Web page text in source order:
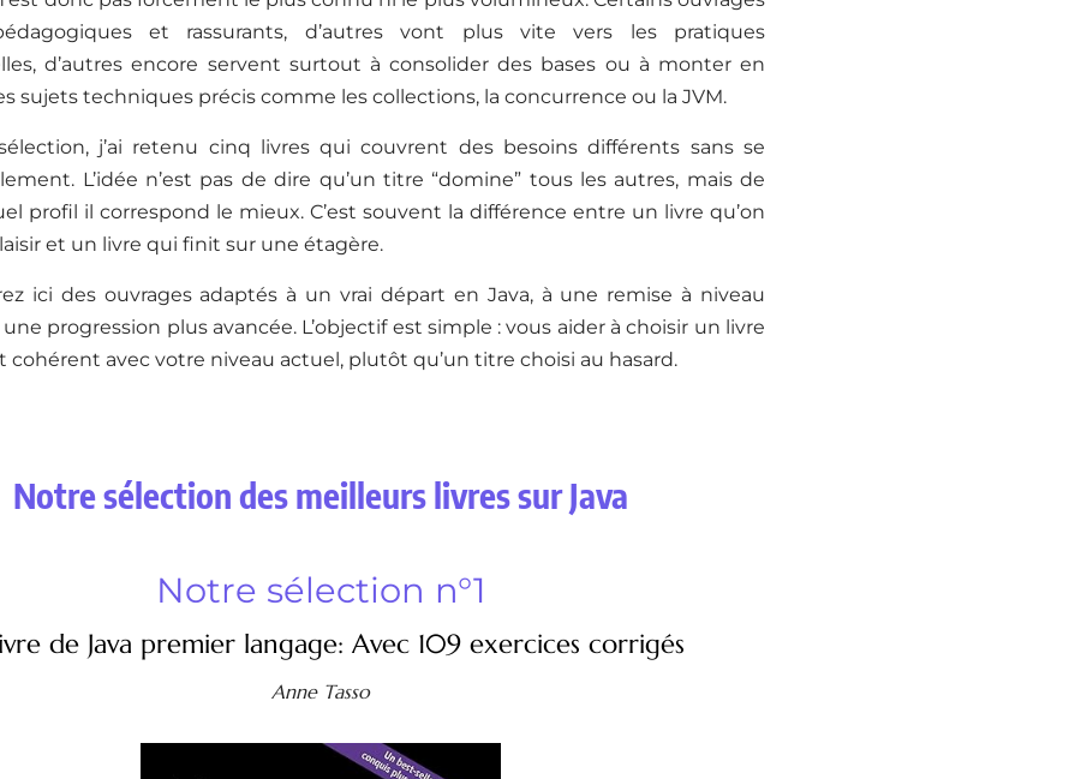
et rassurants, d’autres vont plus vite vers les pratiques
d’autres encore servent surtout à consolider des bases ou à monter en
sujets techniques précis comme les collections, la concurrence ou la JVM.
j’ai retenu cinq livres qui couvrent des besoins différents sans se
L’idée n’est pas de dire qu’un titre “domine” tous les autres, mais de
profil il correspond le mieux. C’est souvent la différence entre un livre qu’on
et un livre qui finit sur une étagère.
ici des ouvrages adaptés à un vrai départ en Java, à une remise à niveau
progression plus avancée. L’objectif est simple : vous aider à choisir un livre
cohérent avec votre niveau actuel, plutôt qu’un titre choisi au hasard.
Notre sélection des meilleurs livres sur Java
Notre sélection n°1
de Java premier langage: Avec 109 exercices corrigés
Anne Tasso